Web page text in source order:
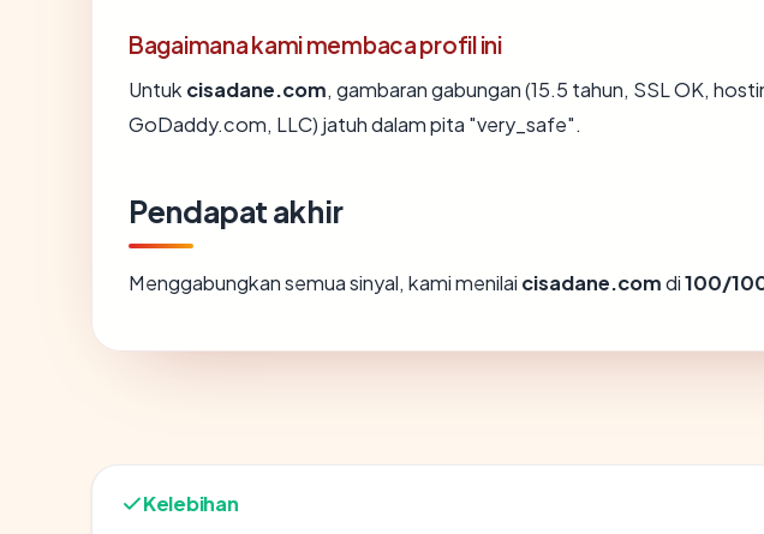
Bagaimana kami membaca profil ini
Untuk cisadane.com, gambaran gabungan (15.5 tahun, SSL OK,
GoDaddy.com, LLC) jatuh dalam pita "very_safe".
Pendapat akhir
Menggabungkan semua sinyal, kami menilai cisadane.comdi100/
Kelebihan